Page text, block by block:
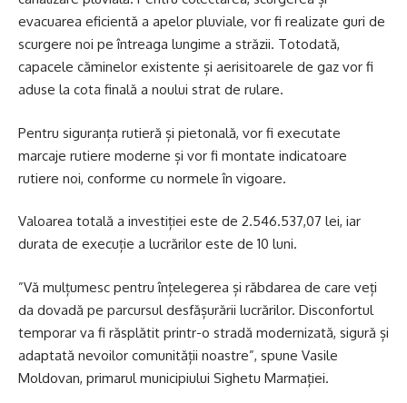
evacuarea eficientă a apelor pluviale, vor fi realizate guri de
scurgere noi pe întreaga lungime a străzii. Totodată,
capacele căminelor existente și aerisitoarele de gaz vor fi
aduse la cota finală a noului strat de rulare.
Pentru siguranța rutieră și pietonală, vor fi executate
marcaje rutiere moderne și vor fi montate indicatoare
rutiere noi, conforme cu normele în vigoare.
Valoarea totală a investiției este de 2.546.537,07 lei, iar
durata de execuție a lucrărilor este de 10 luni.
”Vă mulțumesc pentru înțelegerea și răbdarea de care veți
da dovadă pe parcursul desfășurării lucrărilor. Disconfortul
temporar va fi răsplătit printr-o stradă modernizată, sigură și
adaptată nevoilor comunității noastre”, spune Vasile
Moldovan, primarul municipiului Sighetu Marmației.